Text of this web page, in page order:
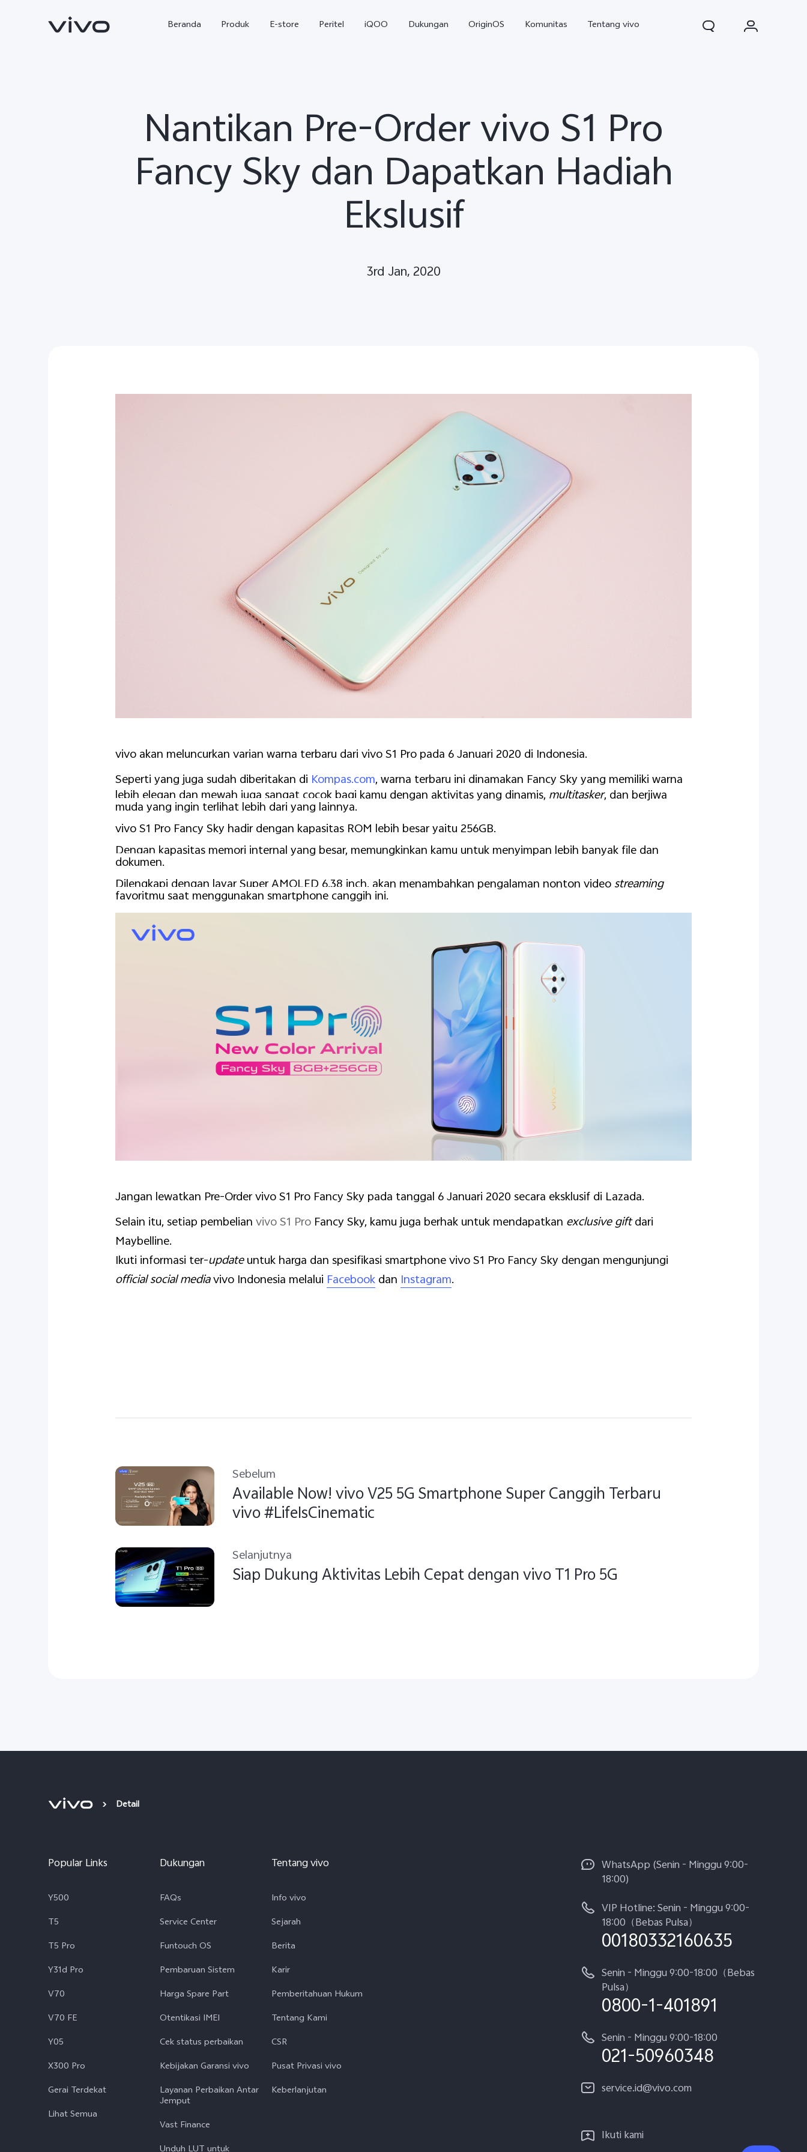
Beranda Produk E-store Peritel iQOO Dukungan OriginOS Komunitas Tentang vivo
baru
Nantikan Pre-Order vivo S1 Pro
Fancy Sky dan Dapatkan Hadiah
Ekslusif
3rd Jan, 2020
vivo akan meluncurkan varian warna terbaru dari vivo S1 Pro pada 6 Januari 2020 di Indonesia.
Seperti yang juga sudah diberitakan di Kompas.com, warna terbaru ini dinamakan Fancy Sky yang memiliki warna
lebih elegan dan mewah juga sangat cocok bagi kamu dengan aktivitas yang dinamis, multitasker, dan berjiwa
muda yang ingin terlihat lebih dari yang lainnya.
vivo S1 Pro Fancy Sky hadir dengan kapasitas ROM lebih besar yaitu 256GB.
Dengan kapasitas memori internal yang besar, memungkinkan kamu untuk menyimpan lebih banyak file dan
dokumen.
Dilengkapi dengan layar Super AMOLED 6,38 inch, akan menambahkan pengalaman nonton videostreaming
favoritmu saat menggunakan smartphone canggih ini.
Jangan lewatkan Pre-Order vivo S1 Pro Fancy Sky pada tanggal 6 Januari 2020 secara eksklusif di Lazada.
Selain itu, setiap pembelianvivo S1 Pro Fancy Sky, kamu juga berhak untuk mendapatkan exclusive giftdari
Maybelline.
Ikuti informasi ter-updateuntuk harga dan spesifikasi smartphone vivo S1 Pro Fancy Sky dengan mengunjungi
official social mediavivo Indonesia melalui Facebookdan Instagram.
Sebelum
Available Now! vivo V25 5G Smartphone Super Canggih Terbaru
vivo #LifeIsCinematic
Selanjutnya
Siap Dukung Aktivitas Lebih Cepat dengan vivo T1 Pro 5G
Detail
Popular Links
Y500
T5
T5 Pro
Y31d Pro
V70
V70 FE
Y05
X300 Pro
Gerai Terdekat
Lihat Semua
Dukungan
FAQs
Service Center
Funtouch OS
Pembaruan Sistem
Harga Spare Part
Otentikasi IMEI
Cek status perbaikan
Kebijakan Garansi vivo
Layanan Perbaikan Antar
Jemput
Vast Finance
Tentang vivo
Info vivo
Sejarah
Berita
Karir
Pemberitahuan Hukum
Tentang Kami
CSR
Pusat Privasi vivo
Keberlanjutan
WhatsApp (Senin - Minggu 9:00-
18:00)
VIP Hotline: Senin - Minggu 9:00-
18:00（Bebas Pulsa）
00180332160635
Senin - Minggu 9:00-18:00（Bebas
Pulsa）
0800-1-401891
Senin - Minggu 9:00-18:00
021-50960348
service.id@vivo.com
Ikuti kami